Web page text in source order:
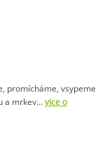
promícháme, vsypeme
a mrkev...více o